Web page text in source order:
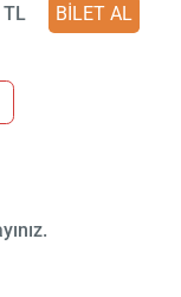
TL BİLET AL